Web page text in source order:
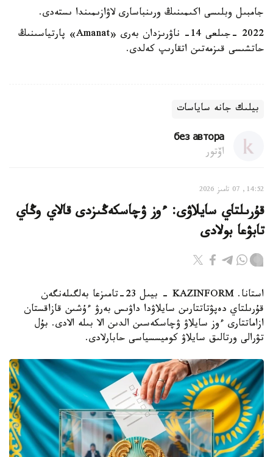
جامبىل وبلىسى اكىمىنىڭ ورىنباسارى لاۋازىمىندا ىستەدى.
2022 -جىلعى 14- ناۋرىزدان بەرى «Amanat» پارتياسىنىڭ
حاتشىسى قىزمەتىن اتقارىپ كەلدى.
بيلىك جانە ساياسات
без автора
اۆتور
14:52, 07 تامىز 2026
قۇرىلتاي سايلاۋى: ءوز ۋچاسكەڭىزدى قالاي وڭاي
تابۋعا بولادى
استانا. KAZINFORM - بيىل 23-تامىزعا بەلگىلەنگەن
قۇرىلتاي دەپۋتاتتارىن سايلاۋدا داۋىس بەرۋ ءۇشىن قازاقستان
ازاماتتارى ءوز سايلاۋ ۋچاسكەسىن الدىن الا بىلە الادى. بۇل
تۋرالى ورتالىق سايلاۋ كوميسسياسى حابارلادى.